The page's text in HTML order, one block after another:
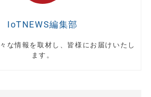
IoTNEWS編集部
な情報を取材し、皆様にお届けいたし
ます。